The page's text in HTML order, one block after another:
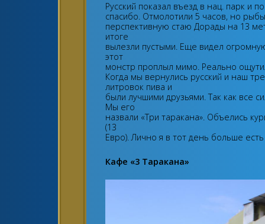
Русский показал въезд в нац. парк и
спасибо. Отмолотили 5 часов, но
перспективную стаю Дорады на 13
итоге
вылезли пустыми. Еще видел
этот
монстр проплыл мимо. Реально
Когда мы вернулись русский и наш
литровок пива и
были лучшими друзьями. Так как все
Мы его
назвали «Три таракана». Объелись
(13
Евро). Лично я в тот день больше
Кафе «3 Таракана»